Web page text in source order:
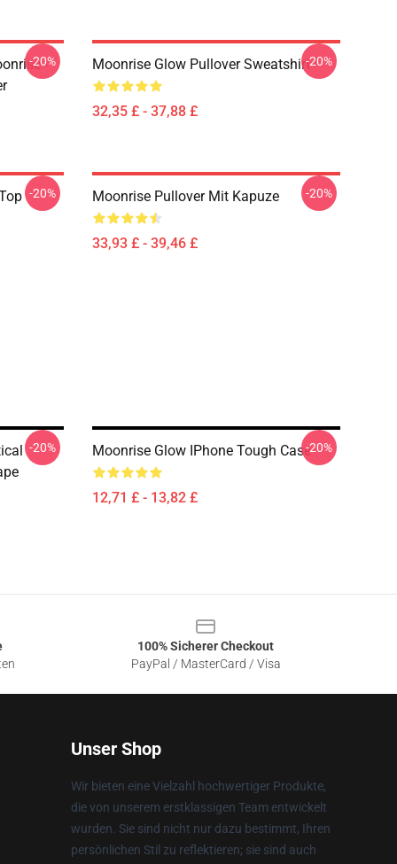
-
-20% Moonrise Glow Pullover Sweatshirt
32,35 £ - 37,88 £
-20%
-20% Moonrise Pullover Mit Kapuze
33,93 £ - 39,46 £
-20%
-20% Moonrise Glow IPhone Tough Case
12,71 £ - 13,82 £
-20%
100% Sicherer Checkout
PayPal / MasterCard / Visa
Unser Shop
Wir bieten eine Vielzahl hochwertiger Produkte,
die von unserem erstklassigen Team entwickelt
wurden. Sie sind nicht nur dazu bestimmt, Ihren
persönlichen Stil zu reflektieren; sie sind auch